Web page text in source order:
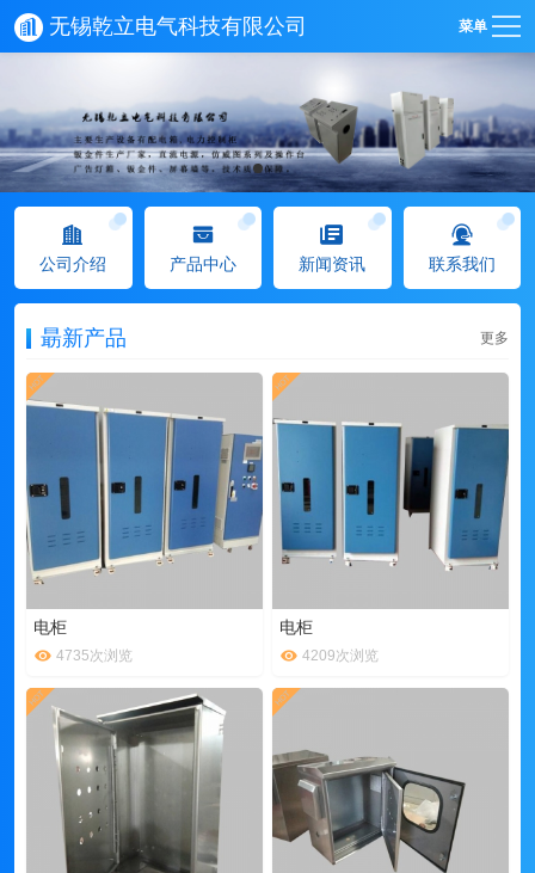
无锡乾立电气科技有限公司 菜单
公司介绍 产品中心 新闻资讯 联系我们
朂新产品 更多
电柜
4735次浏览
电柜
4209次浏览